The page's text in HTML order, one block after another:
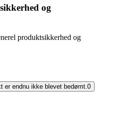
og
produktsikkerhed og
er endnu ikke blevet bedømt.0